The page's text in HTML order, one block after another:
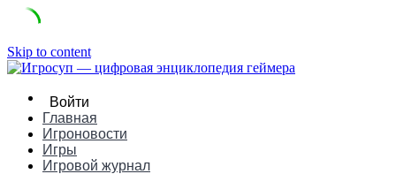
Skip to content
Войти
Главная
Игроновости
Игры
Игровой журнал